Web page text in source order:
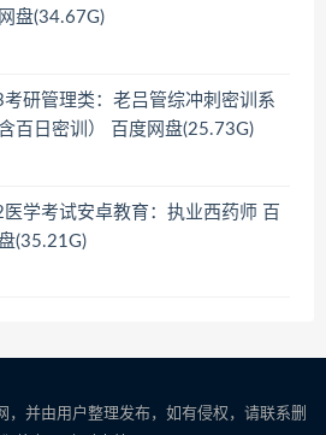
盘(34.67G)
研管理类：老吕管综冲刺密训系
百日密训） 百度网盘(25.73G)
学考试安卓教育：执业西药师 百
(35.21G)
，并由用户整理发布，如有侵权，请联系删